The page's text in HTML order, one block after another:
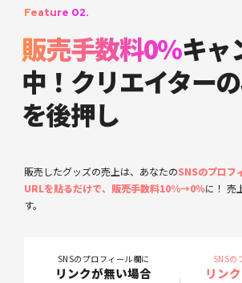
Feature 02.
販売手数料0％キャ
中！ クリエイター
を後押し
販売したグッズの売上は、あなたのSNSのプロフ
URLを貼るだけで、販売手数料10%→0％に！ 売
す。
SNSのプロフィール欄に
リンクが無い場合
SNSの
リン